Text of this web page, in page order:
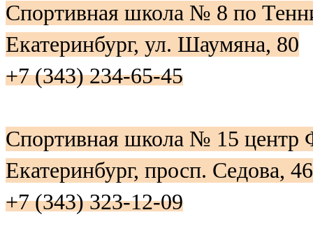
Спортивная школа № 8 по
Екатеринбург, ул. Шаумяна, 80
+7 (343) 234-65-45
Спортивная школа № 15 центр
Екатеринбург, просп. Седова, 46
+7 (343) 323-12-09